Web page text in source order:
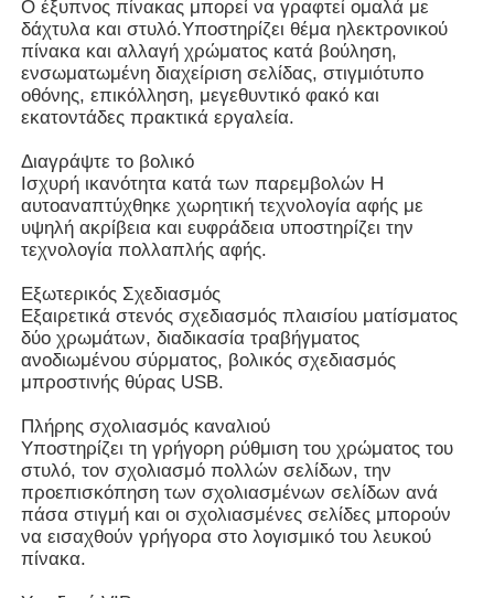
Διαλογικός ψηφιακός πίνακας
Εκπαίδευση διαλογικό Whiteboard
Έξυπνος νανο πίνακας
Διαλογική επίδειξη αιθουσών συνεδριάσεων
Ψηφιακός διαλογικός έξυπνος πίνακας
Κάθετο ψηφιακό σύστημα σηματοδότησης
Πάτωμα που στέκεται το διαλογικό περίπτερο
διαλογική επίπεδη οθόνη
Ο έξυπνος πίνακας μπορεί να γραφτεί ομαλά με
δάχτυλα και στυλό.Υποστηρίζει θέμα ηλεκτρονικού
πίνακα και αλλαγή χρώματος κατά βούληση,
ενσωματωμένη διαχείριση σελίδας, στιγμιότυπο
οθόνης, επικόλληση, μεγεθυντικό φακό και
εκατοντάδες πρακτικά εργαλεία.
Διαγράψτε το βολικό
Ισχυρή ικανότητα κατά των παρεμβολών Η
αυτοαναπτύχθηκε χωρητική τεχνολογία αφής με
υψηλή ακρίβεια και ευφράδεια υποστηρίζει την
τεχνολογία πολλαπλής αφής.
Εξωτερικός Σχεδιασμός
Εξαιρετικά στενός σχεδιασμός πλαισίου ματίσματος
δύο χρωμάτων, διαδικασία τραβήγματος
ανοδιωμένου σύρματος, βολικός σχεδιασμός
μπροστινής θύρας USB.
Πλήρης σχολιασμός καναλιού
Υποστηρίζει τη γρήγορη ρύθμιση του χρώματος του
στυλό, τον σχολιασμό πολλών σελίδων, την
προεπισκόπηση των σχολιασμένων σελίδων ανά
πάσα στιγμή και οι σχολιασμένες σελίδες μπορούν
να εισαχθούν γρήγορα στο λογισμικό του λευκού
πίνακα.